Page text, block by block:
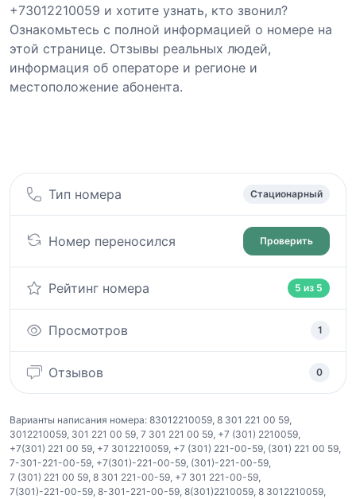
+73012210059 и хотите узнать, кто звонил?
Ознакомьтесь с полной информацией о номере на
этой странице. Отзывы реальных людей,
информация об операторе и регионе и
местоположение абонента.
Тип номера Стационарный
Номер переносился Проверить
Рейтинг номера 5 из 5
Просмотров 1
Отзывов 0
Варианты написания номера: 83012210059, 8 301 221 00 59,
3012210059, 301 221 00 59, 7 301 221 00 59, +7 (301) 2210059,
+7(301) 221 00 59, +7 3012210059, +7 (301) 221-00-59, (301) 221 00 59,
7-301-221-00-59, +7(301)-221-00-59, (301)-221-00-59,
7 (301) 221 00 59, 8 301 221-00-59, +7 301 221-00-59,
7(301)-221-00-59, 8-301-221-00-59, 8(301)2210059, 8 3012210059,